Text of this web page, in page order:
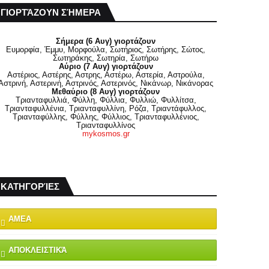
ΓΙΟΡΤΆΖΟΥΝ ΣΉΜΕΡΑ
Σήμερα (6 Αυγ) γιορτάζουν
Ευμορφία, Έμμυ, Μορφούλα, Σωτήριος, Σωτήρης, Σώτος,
Σωτηράκης, Σωτηρία, Σωτήρω
Αύριο (7 Αυγ) γιορτάζουν
Αστέριος, Αστέρης, Αστρης, Αστέρω, Αστερία, Αστρούλα,
Αστερινή, Αστρινός, Αστερινός, Νικάνωρ, Νικάνορας
Μεθαύριο (8 Αυγ) γιορτάζουν
Τριανταφυλλιά, Φύλλη, Φύλλια, Φυλλιώ, Φυλλίτσα,
Τριανταφυλλένια, Τριανταφυλλίνη, Ρόζα, Τριαντάφυλλος,
Τριανταφύλλης, Φύλλης, Φύλλιος, Τριανταφυλλένιος,
Τριανταφυλλίνος
mykosmos.gr
ΚΑΤΗΓΟΡΊΕΣ
ΑΜΕΑ
ΑΠΟΚΛΕΙΣΤΙΚΆ